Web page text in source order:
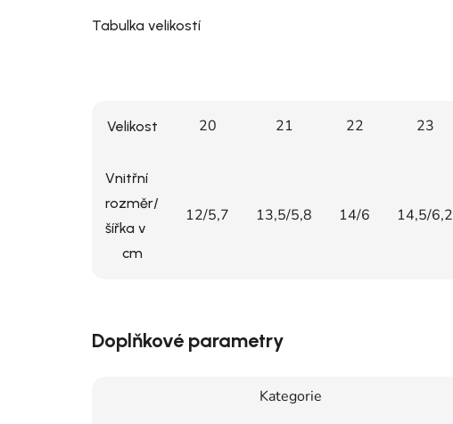
Tabulka velikostí
Velikost 20 21 22 23
Vnitřní
rozměr/
šířka v
cm
12/5,7 13,5/5,8 14/6 14,5/6,2
Doplňkové parametry
Kategorie